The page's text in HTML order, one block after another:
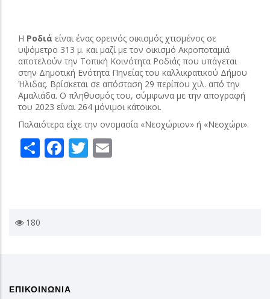
Η Ροδιά είναι ένας ορεινός οικισμός χτισμένος σε
υψόμετρο 313 μ. και μαζί με τον οικισμό Ακροποταμιά
αποτελούν την Τοπική Κοινότητα Ροδιάς που υπάγεται
στην Δημοτική Ενότητα Πηνείας του καλλικρατικού Δήμου
Ήλιδας. Βρίσκεται σε απόσταση 29 περίπου χιλ. από την
Αμαλιάδα. Ο πληθυσμός του, σύμφωνα με την απογραφή
του 2023 είναι 264 μόνιμοι κάτοικοι.
Παλαιότερα είχε την ονομασία «Νεοχώριον» ή «Νεοχώρι».
ShareFacebook
Twitter
180
ΕΠΙΚΟΙΝΩΝΙΑ